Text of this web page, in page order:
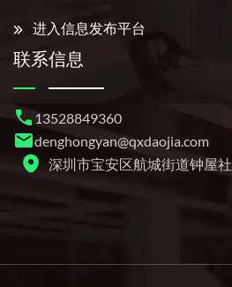
进入信息发布平台
联系信息
13528849360
denghongyan@qxdaojia.com
深圳市宝安区航城街道钟屋